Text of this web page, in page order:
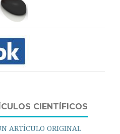
CIENTÍFICOS
ARTÍCULO ORIGINAL